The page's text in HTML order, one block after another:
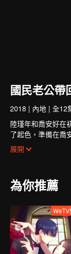
國民老公帶
2018 | 內地 | 全12
陸瑾年和喬安好在
了起色，準備在喬
五年後，韓如初找
未婚夫妻。兩人的
展開
為你推薦